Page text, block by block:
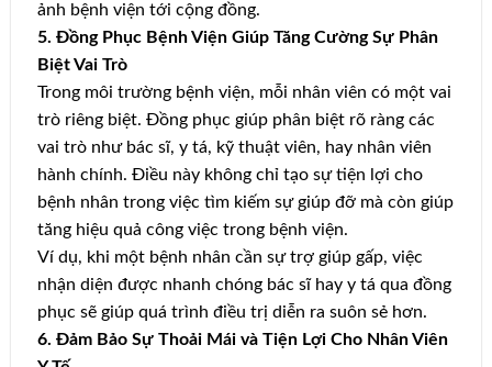
ảnh bệnh viện tới cộng đồng.
5. Đồng Phục Bệnh Viện Giúp Tăng Cường Sự Phân
Biệt Vai Trò
Trong môi trường bệnh viện, mỗi nhân viên có một vai
trò riêng biệt. Đồng phục giúp phân biệt rõ ràng các
vai trò như bác sĩ, y tá, kỹ thuật viên, hay nhân viên
hành chính. Điều này không chỉ tạo sự tiện lợi cho
bệnh nhân trong việc tìm kiếm sự giúp đỡ mà còn giúp
tăng hiệu quả công việc trong bệnh viện.
Ví dụ, khi một bệnh nhân cần sự trợ giúp gấp, việc
nhận diện được nhanh chóng bác sĩ hay y tá qua đồng
phục sẽ giúp quá trình điều trị diễn ra suôn sẻ hơn.
6. Đảm Bảo Sự Thoải Mái và Tiện Lợi Cho Nhân Viên